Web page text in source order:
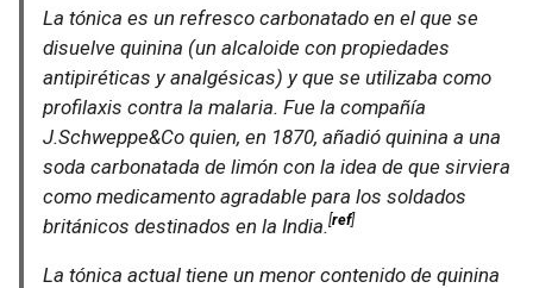
La tónica es un refresco carbonatado en el que se
disuelve quinina (un alcaloide con propiedades
antipiréticas y analgésicas) y que se utilizaba como
profilaxis contra la malaria. Fue la compañía
J.Schweppe&Co quien, en 1870, añadió quinina a una
soda carbonatada de limón con la idea de que sirviera
como medicamento agradable para los soldados
británicos destinados en la India. ref
La tónica actual tiene un menor contenido de quinina